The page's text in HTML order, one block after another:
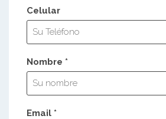
Celular
Nombre *
Email *